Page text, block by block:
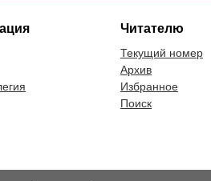
Читателю
Текущий номер
Архив
Избранное
Поиск